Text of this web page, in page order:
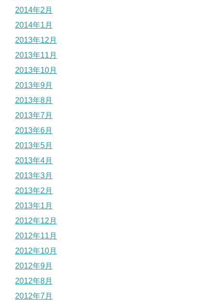
2014年2月
2014年1月
2013年12月
2013年11月
2013年10月
2013年9月
2013年8月
2013年7月
2013年6月
2013年5月
2013年4月
2013年3月
2013年2月
2013年1月
2012年12月
2012年11月
2012年10月
2012年9月
2012年8月
2012年7月